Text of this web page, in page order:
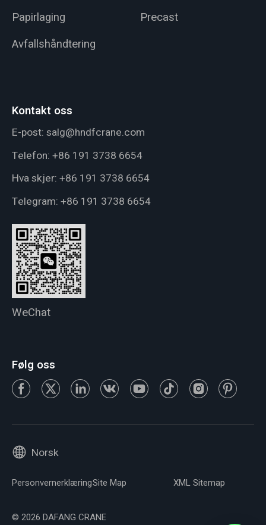
Papirlaging
Precast
Avfallshåndtering
Kontakt oss
E-post: salg@hndfcrane.com
Telefon: +86 191 3738 6654
Hva skjer: +86 191 3738 6654
Telegram: +86 191 3738 6654
WeChat
Følg oss
Norsk
PersonvernerklæringSite Map XML Sitemap
© 2026 DAFANG CRANE